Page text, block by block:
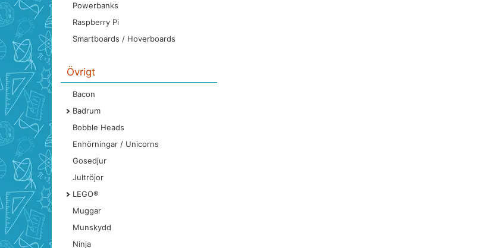
Powerbanks
Raspberry Pi
Smartboards / Hoverboards
Övrigt
Bacon
Badrum
Bobble Heads
Enhörningar / Unicorns
Gosedjur
Jultröjor
LEGO®
Muggar
Munskydd
Ninja